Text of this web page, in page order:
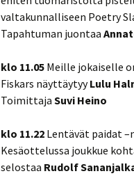
valtakunnalliseen Poetry
Tapahtuman juontaa
klo 11.05 Meille jokaiselle
Fiskars näyttäytyyLulu
Toimittaja Suvi Heino
klo 11.22 Lentävät paidat
Kesäottelussa joukkue
selostaa Rudolf